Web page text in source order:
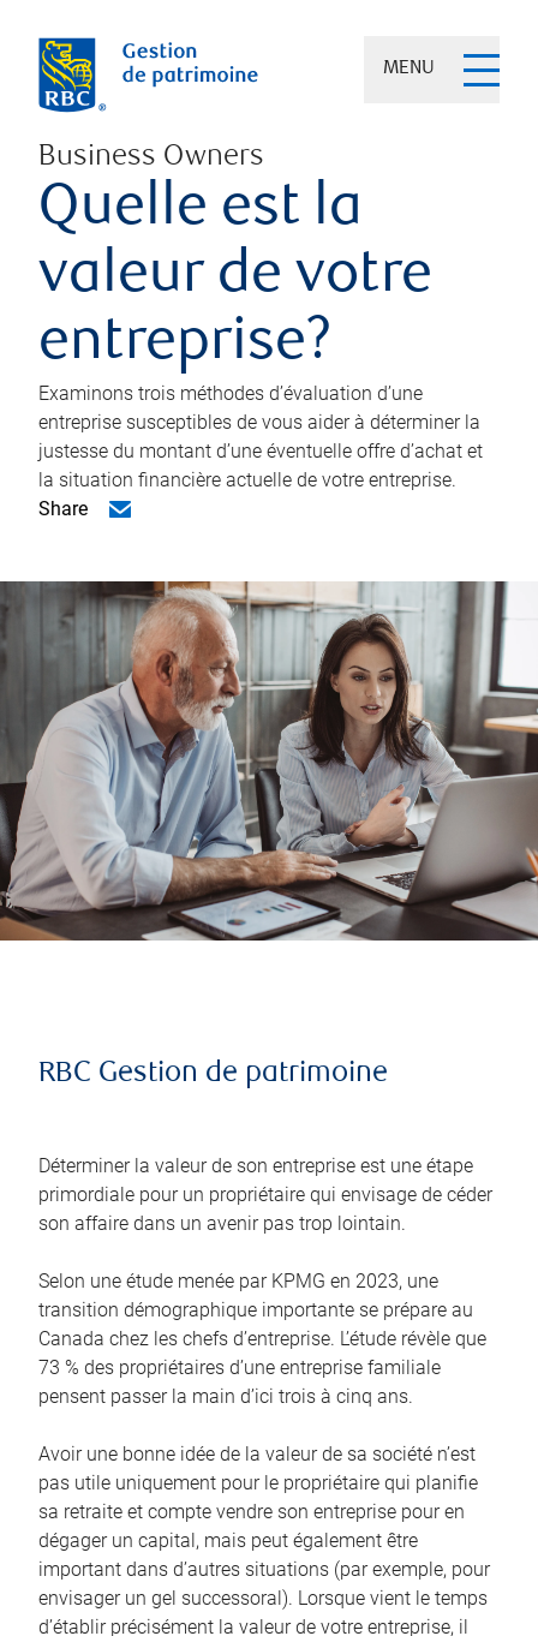
MENU
Business Owners
Quelle est la
valeur de votre
entreprise?
Examinons trois méthodes d’évaluation d’une
entreprise susceptibles de vous aider à déterminer la
justesse du montant d’une éventuelle offre d’achat et
la situation financière actuelle de votre entreprise.
Share
RBC Gestion de patrimoine
Déterminer la valeur de son entreprise est une étape
primordiale pour un propriétaire qui envisage de céder
son affaire dans un avenir pas trop lointain.
Selon une étude menée par KPMG en 2023, une
transition démographique importante se prépare au
Canada chez les chefs d’entreprise. L’étude révèle que
73 % des propriétaires d’une entreprise familiale
pensent passer la main d’ici trois à cinq ans.
Avoir une bonne idée de la valeur de sa société n’est
pas utile uniquement pour le propriétaire qui planifie
sa retraite et compte vendre son entreprise pour en
dégager un capital, mais peut également être
important dans d’autres situations (par exemple, pour
envisager un gel successoral). Lorsque vient le temps
d’établir précisément la valeur de votre entreprise, il